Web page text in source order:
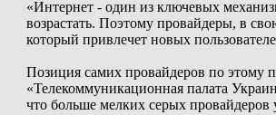
«Интернет - один из ключевых
возрастать. Поэтому провайдеры, в
который привлечет новых
Позиция самих провайдеров по этому
«Телекоммуникационная палата
что больше мелких серых провайдеров